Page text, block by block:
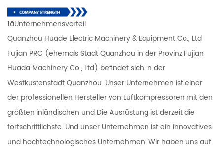
1ãUnternehmensvorteil
Quanzhou Huade Electric Machinery & Equipment Co., Ltd
Fujian PRC (ehemals Stadt Quanzhou in der Provinz Fujian
Huada Machinery Co., Ltd) befindet sich in der
Westküstenstadt Quanzhou. Unser Unternehmen ist einer
der professionellen Hersteller von Luftkompressoren mit den
größten inländischen und Die Ausrüstung ist derzeit die
fortschrittlichste. Und unser Unternehmen ist ein innovatives
und hochtechnologisches Unternehmen. Wir haben uns auf